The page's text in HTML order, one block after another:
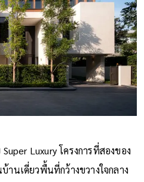
Luxury โครงการที่สองของ
านเดี่ยวพื้นที่กว้างขวางใจกลาง